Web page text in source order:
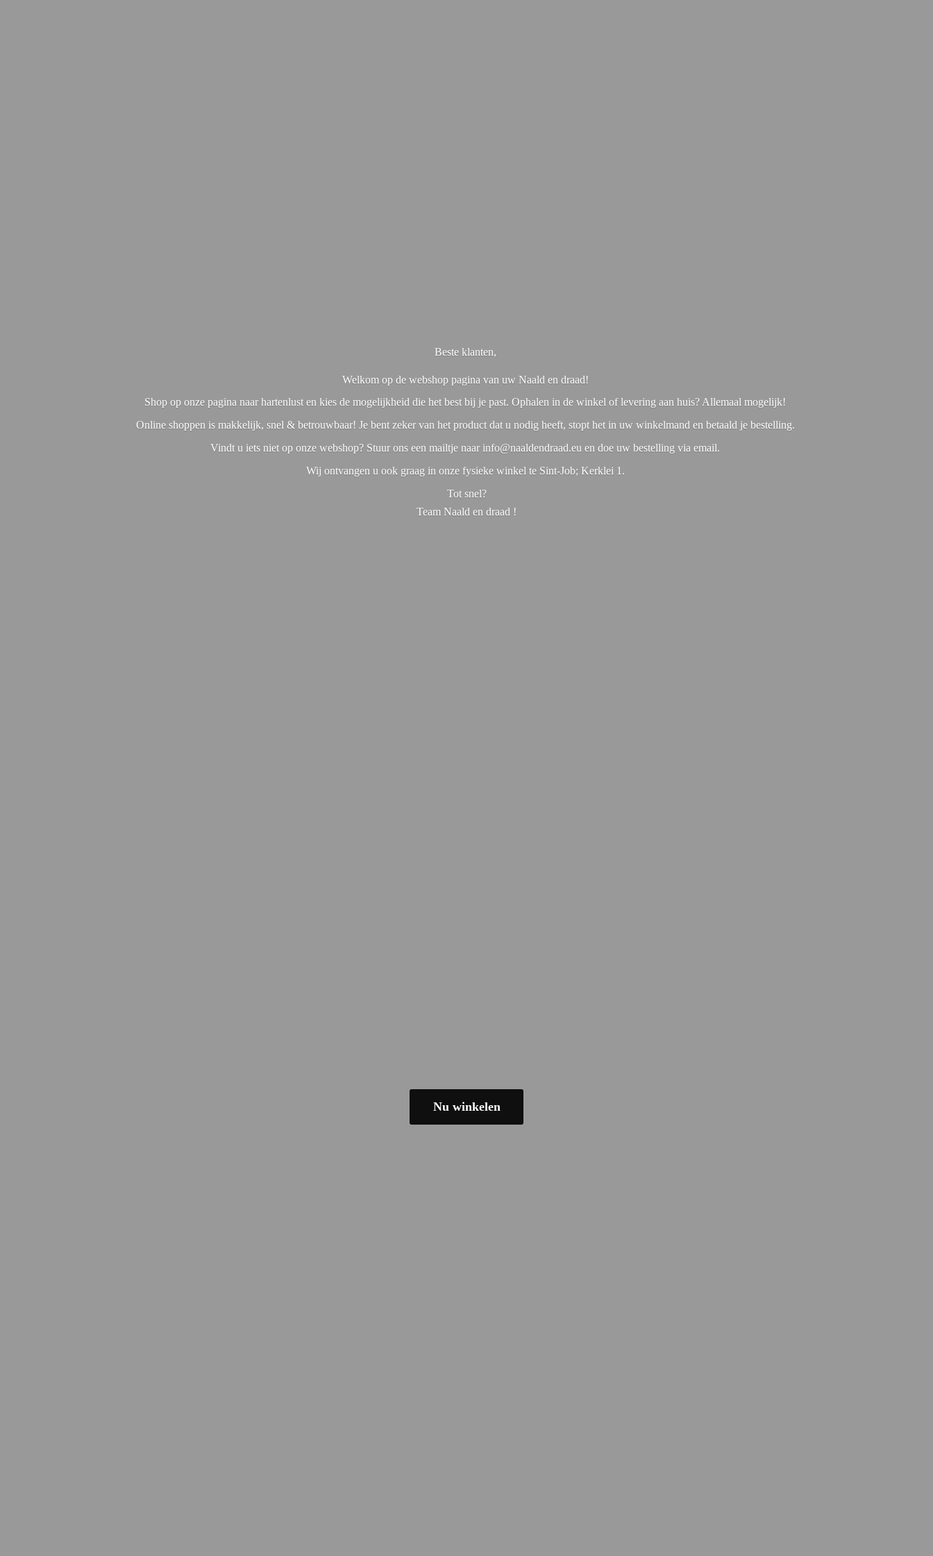
Beste klanten,
Welkom op de webshop pagina van uw Naald en draad!
Shop op onze pagina naar hartenlust en kies de mogelijkheid die het best bij je past. Ophalen in de winkel of levering aan huis? Allemaal mogelijk!
Online shoppen is makkelijk, snel & betrouwbaar! Je bent zeker van het product dat u nodig heeft, stopt het in uw winkelmand en betaald je bestelling.
Vindt u iets niet op onze webshop? Stuur ons een mailtje naar info@naaldendraad.eu en doe uw bestelling via email.
Wij ontvangen u ook graag in onze fysieke winkel te Sint-Job; Kerklei 1.
Tot snel?
Team Naald en draad !
Nu winkelen